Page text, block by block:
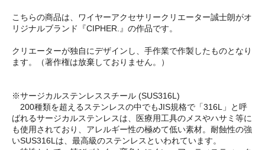
こちらの商品は、ワイヤーアクセサリークリエーター誠士朗がオ
リジナルブランド『CIPHER.』の作品です。
クリエーターが独自にデザインし、手作業で作製したものとなり
ます。（著作権は放棄しておりません。）
※サージカルステンレススチール (SUS316L)
200種類を超えるステンレスの中でもJIS規格で「316L」と呼
ばれるサージカルステンレスは、医療用工具のメスやハサミ等に
も使用されており、アレルギー性の極めて低い素材。耐蝕性の強
いSUS316Lは、最高級のステンレスといわれています。